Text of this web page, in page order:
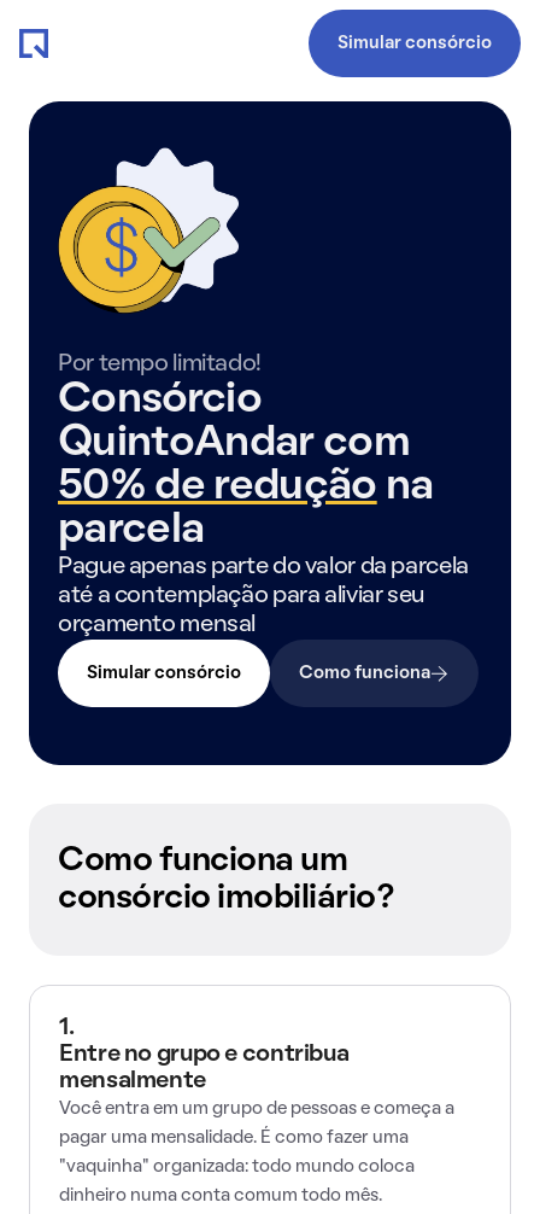
Simular consórcio
Por tempo limitado!
Consórcio
QuintoAndar com
50% de redução na
parcela
Pague apenas parte do valor da parcela
até a contemplação para aliviar seu
orçamento mensal
Simular consórcio Como funciona
Como funciona um
consórcio imobiliário?
1.
Entre no grupo e contribua
mensalmente
Você entra em um grupo de pessoas e começa a
pagar uma mensalidade. É como fazer uma
"vaquinha" organizada: todo mundo coloca
dinheiro numa conta comum todo mês.